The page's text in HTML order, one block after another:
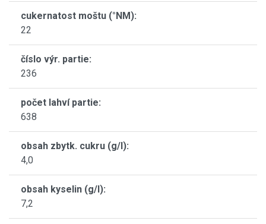
cukernatost moštu (°NM):
22
číslo výr. partie:
236
počet lahví partie:
638
obsah zbytk. cukru (g/l):
4,0
obsah kyselin (g/l):
7,2